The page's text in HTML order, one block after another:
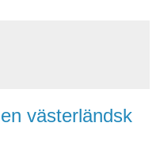
västerländsk